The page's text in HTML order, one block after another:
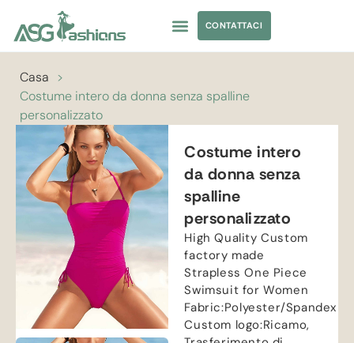
CONTATTACI
Casa >
Costume intero da donna senza spalline
personalizzato
Costume intero
da donna senza
spalline
personalizzato
High Quality Custom
factory made
Strapless One Piece
Swimsuit for Women
Fabric:Polyester/Spandex
Custom logo:Ricamo,